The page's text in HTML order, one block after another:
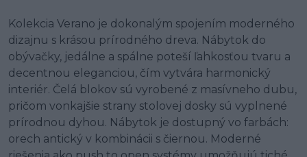
Kolekcia Verano je dokonalým spojením moderného
dizajnu s krásou prírodného dreva. Nábytok do
obývačky, jedálne a spálne poteší ľahkosťou tvaru a
decentnou eleganciou, čím vytvára harmonický
interiér. Čelá blokov sú vyrobené z masívneho dubu,
pričom vonkajšie strany stolovej dosky sú vyplnené
prírodnou dyhou. Nábytok je dostupný vo farbách:
orech antický v kombinácii s čiernou. Moderné